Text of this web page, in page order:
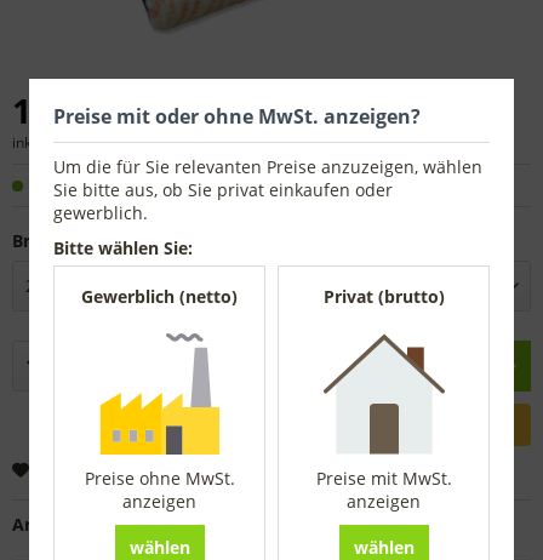
14,80 € *
inkl. MwSt.zzgl. Versandkosten
Sofort versandfertig, Lieferzeit ca. 1-3 Werktage
Breite:
Warenkorb
Merken
Artikel-Nr.:
Preise mit oder ohne MwSt. anzeigen?
Um die für Sie relevanten Preise anzuzeigen, wählen
Sie bitte aus, ob Sie privat einkaufen oder
gewerblich.
Bitte wählen Sie:
Gewerblich (netto)
Preise ohne MwSt.
anzeigen
wählen
Privat (brutto)
Preise mit MwSt.
anzeigen
wählen